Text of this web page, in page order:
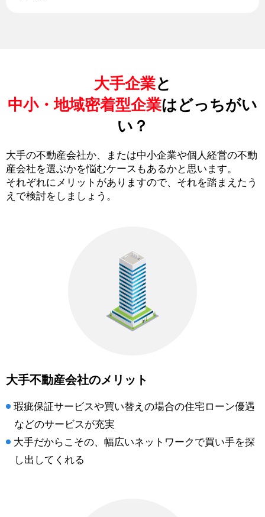
大手企業と
中小・地域密着型企業はどっちがい
い？
大手の不動産会社か、または中小企業や個人経営の不動
産会社を選ぶかを悩むケースもあるかと思います。
それぞれにメリットがありますので、それを踏まえたう
えで検討をしましょう。
大手不動産会社のメリット
瑕疵保証サービスや買い替えの場合の住宅ローン優遇
などのサービスが充実
大手だからこその、幅広いネットワークで買い手を探
し出してくれる